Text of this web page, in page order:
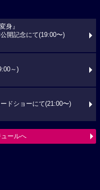
身』
開記念にて(19:00〜)
～)
ドショーにて(21:00〜)
ールへ